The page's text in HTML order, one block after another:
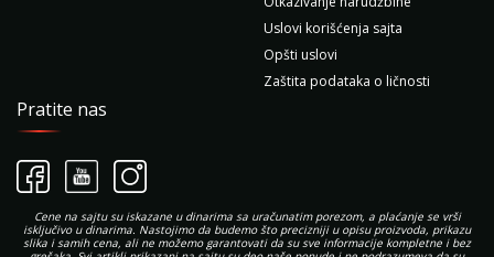
Uslovi korišćenja sajta
Opšti uslovi
Zaštita podataka o ličnosti
Pratite nas
Cene na sajtu su iskazane u dinarima sa uračunatim porezom, a plaćanje se vrši
isključivo u dinarima. Nastojimo da budemo što precizniji u opisu proizvoda, prikazu
slika i samih cena, ali ne možemo garantovati da su sve informacije kompletne i bez